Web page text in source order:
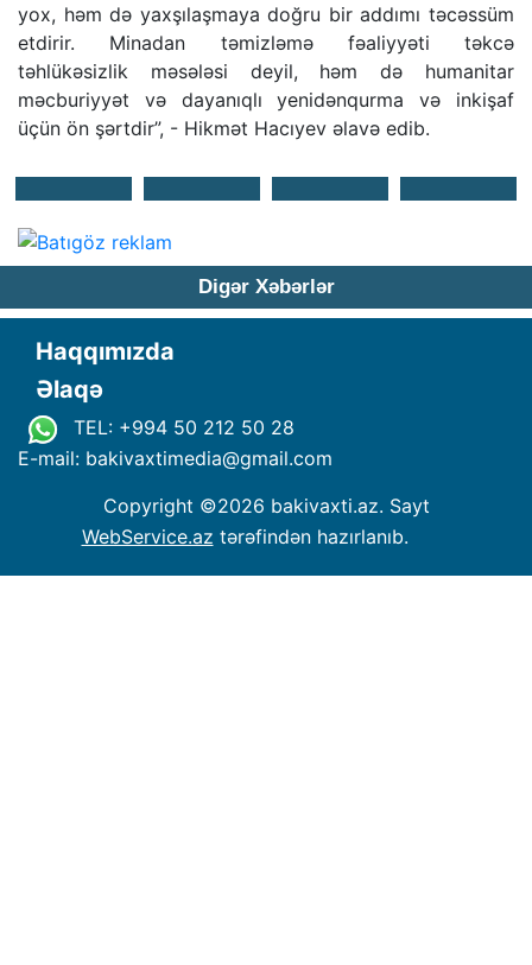
yox, həm də yaxşılaşmaya doğru bir addımı təcəssüm
etdirir. Minadan təmizləmə fəaliyyəti təkcə
təhlükəsizlik məsələsi deyil, həm də humanitar
məcburiyyət və dayanıqlı yenidənqurma və inkişaf
üçün ön şərtdir”, - Hikmət Hacıyev əlavə edib.
Digər Xəbərlər
Haqqımızda
Əlaqə
TEL: +994 50 212 50 28
E-mail: bakivaxtimedia@gmail.com
Copyright ©2026 bakivaxti.az. Sayt
WebService.az tərəfindən hazırlanıb.